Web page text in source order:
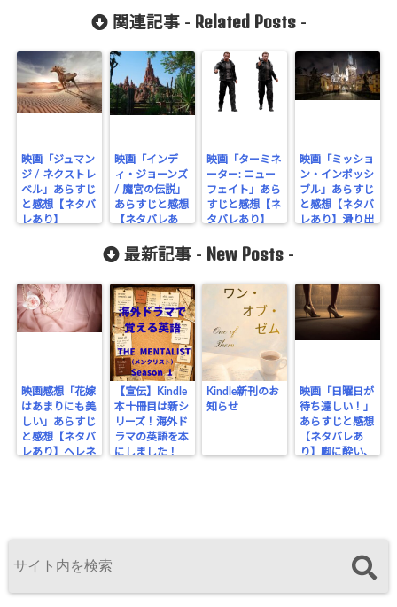
関連記事 - Related Posts-
映画「ジュマン
ジ / ネクストレ
ベル」あらすじ
と感想【ネタバ
レあり】
映画「インデ
ィ・ジョーンズ
/ 魔宮の伝説」
あらすじと感想
【ネタバレあ
映画「ターミネ
ーター: ニュー
フェイト」あら
すじと感想【ネ
タバレあり】
映画「ミッショ
ン・インポッシ
ブル」あらすじ
と感想【ネタバ
レあり】滑り出
最新記事 - New Posts -
映画感想「花嫁
はあまりにも美
しい」あらすじ
と感想【ネタバ
レあり】ヘレネ
【宣伝】Kindle
本十冊目は新シ
リーズ！海外ド
ラマの英語を本
にしました！
Kindle新刊のお
知らせ
映画「日曜日が
待ち遠しい！」
あらすじと感想
【ネタバレあ
り】脚に酔い、